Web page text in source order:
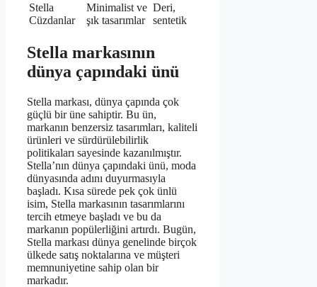
Stella
Cüzdanlar
Minimalist ve
şık tasarımlar
Deri,
sentetik
Stella markasının
dünya çapındaki ünü
Stella markası, dünya çapında çok
güçlü bir üne sahiptir. Bu ün,
markanın benzersiz tasarımları, kaliteli
ürünleri ve sürdürülebilirlik
politikaları sayesinde kazanılmıştır.
Stella’nın dünya çapındaki ünü, moda
dünyasında adını duyurmasıyla
başladı. Kısa sürede pek çok ünlü
isim, Stella markasının tasarımlarını
tercih etmeye başladı ve bu da
markanın popülerliğini artırdı. Bugün,
Stella markası dünya genelinde birçok
ülkede satış noktalarına ve müşteri
memnuniyetine sahip olan bir
markadır.